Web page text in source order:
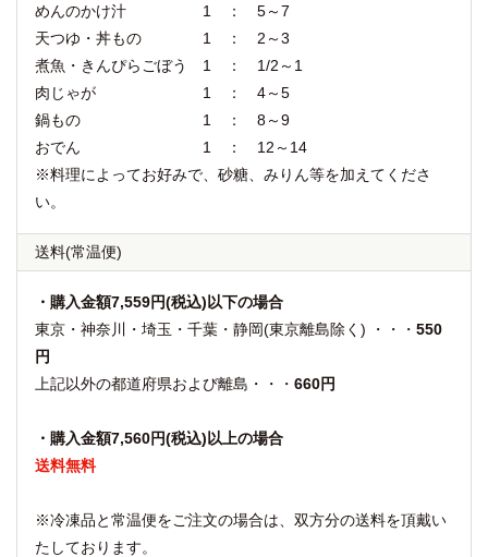
めんのかけ汁 1 ： 5～7
天つゆ・丼もの 1 ： 2～3
煮魚・きんぴらごぼう 1 ： 1/2～1
肉じゃが 1 ： 4～5
鍋もの 1 ： 8～9
おでん 1 ： 12～14
※料理によってお好みで、砂糖、みりん等を加えてくださ
い。
送料(常温便)
・購入金額7,559円(税込)以下の場合
東京・神奈川・埼玉・千葉・静岡(東京離島除く) ・・・ 550
円
上記以外の都道府県および離島・・・ 660円
・購入金額7,560円(税込)以上の場合
送料無料
※冷凍品と常温便をご注文の場合は、双方分の送料を頂戴い
たしております。